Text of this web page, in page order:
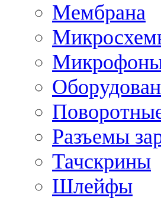
Мембрана
Разъемы
Тачскрины
Шлейфы